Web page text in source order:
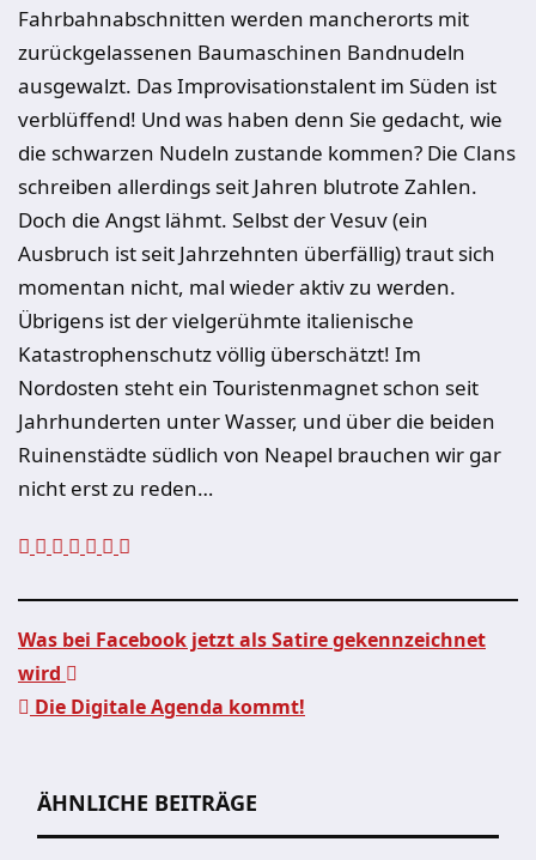
Fahrbahnabschnitten werden mancherorts mit
zurückgelassenen Baumaschinen Bandnudeln
ausgewalzt. Das Improvisationstalent im Süden ist
verblüffend! Und was haben denn Sie gedacht, wie
die schwarzen Nudeln zustande kommen? Die Clans
schreiben allerdings seit Jahren blutrote Zahlen.
Doch die Angst lähmt. Selbst der Vesuv (ein
Ausbruch ist seit Jahrzehnten überfällig) traut sich
momentan nicht, mal wieder aktiv zu werden.
Übrigens ist der vielgerühmte italienische
Katastrophenschutz völlig überschätzt! Im
Nordosten steht ein Touristenmagnet schon seit
Jahrhunderten unter Wasser, und über die beiden
Ruinenstädte südlich von Neapel brauchen wir gar
nicht erst zu reden…
Beitragsnavigation
Was bei Facebook jetzt als Satire gekennzeichnet
wird
Die Digitale Agenda kommt!
ÄHNLICHE BEITRÄGE